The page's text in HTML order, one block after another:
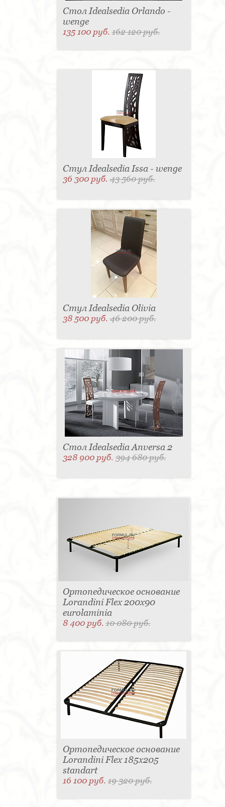
Стол Idealsedia Orlando -
wenge
135 100 руб.162 120 руб.
Стул Idealsedia Issa - wenge
36 300 руб.43 560 руб.
Стул Idealsedia Olivia
38 500 руб.46 200 руб.
Стол Idealsedia Anversa 2
328 900 руб.394 680 руб.
Ортопедическое основание
Lorandini Flex 200x90
eurolaminia
8 400 руб.10 080 руб.
Ортопедическое основание
Lorandini Flex 185x205
standart
16 100 руб.19 320 руб.